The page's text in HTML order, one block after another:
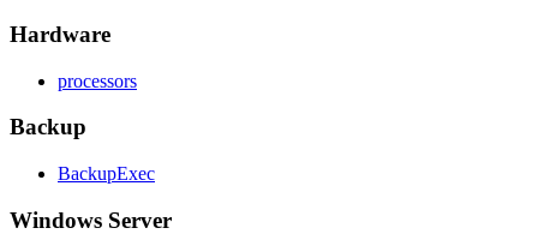
Hardware
processors
Backup
BackupExec
Windows Server